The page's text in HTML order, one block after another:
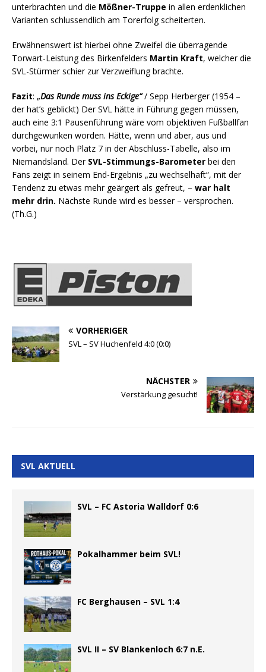
unterbrachten und die Mößner-Truppe in allen erdenklichen
Varianten schlussendlich am Torerfolg scheiterten.
Erwähnenswert ist hierbei ohne Zweifel die überragende
Torwart-Leistung des Birkenfelders Martin Kraft, welcher die
SVL-Stürmer schier zur Verzweiflung brachte.
Fazit: „Das Runde muss ins Eckige“/ Sepp Herberger (1954 –
der hat’s geblickt) Der SVL hätte in Führung gegen müssen,
auch eine 3:1 Pausenführung wäre vom objektiven Fußballfan
durchgewunken worden. Hätte, wenn und aber, aus und
vorbei, nur noch Platz 7 in der Abschluss-Tabelle, also im
Niemandsland. Der SVL-Stimmungs-Barometer bei den
Fans zeigt in seinem End-Ergebnis „zu wechselhaft“, mit der
Tendenz zu etwas mehr geärgert als gefreut, – war halt
mehr drin. Nächste Runde wird es besser – versprochen.
(Th.G.)
VORHERIGER
SVL – SV Huchenfeld 4:0 (0:0)
NÄCHSTER
Verstärkung gesucht!
SVL AKTUELL
SVL – FC Astoria Walldorf 0:6
Pokalhammer beim SVL!
FC Berghausen – SVL 1:4
SVL II – SV Blankenloch 6:7 n.E.